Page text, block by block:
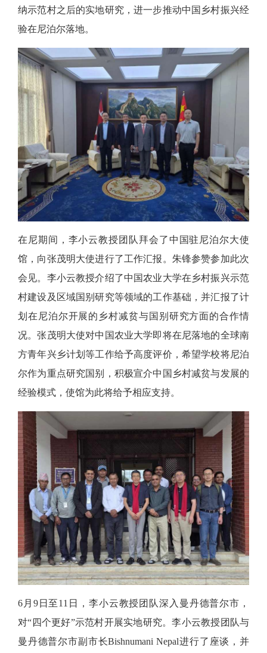
纳示范村之后的实地研究，进一步推动中国乡村振兴经
验在尼泊尔落地。
在尼期间，李小云教授团队拜会了中国驻尼泊尔大使
馆，向张茂明大使进行了工作汇报。朱锋参赞参加此次
会见。李小云教授介绍了中国农业大学在乡村振兴示范
村建设及区域国别研究等领域的工作基础，并汇报了计
划在尼泊尔开展的乡村减贫与国别研究方面的合作情
况。张茂明大使对中国农业大学即将在尼落地的全球南
方青年兴乡计划等工作给予高度评价，希望学校将尼泊
尔作为重点研究国别，积极宣介中国乡村减贫与发展的
经验模式，使馆为此将给予相应支持。
6月9日至11日，李小云教授团队深入曼丹德普尔市，
对“四个更好”示范村开展实地研究。李小云教授团队与
曼丹德普尔市副市长Bishnumani Nepal进行了座谈，并